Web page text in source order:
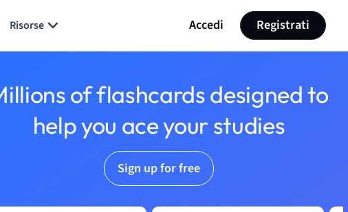
Risorse Accedi Registrati
of flashcards designed to
help you ace your studies
Sign up for free